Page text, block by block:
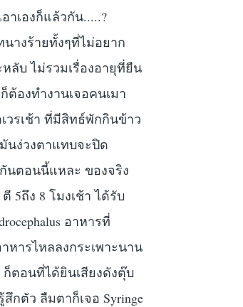
าเองก็แล้วกัน.....?
างร้ายทั้งๆที่ไม่อยาก
ลับ ไม่รวมเรื่องอายุที่ยืน
องทำงานเจอคนเมา
วรเช้า ที่มีสิทธ์พักกินข้าว
นง่วงตาแทบจะปิด
นตอนนี้แหละ ของจริง
5ถึง 8 โมงเช้า ได้รับ
อาหารที่
าหารไหลลงกระเพาะนาน
ก็ตอนที่ได้ยินเสียงดังตุ๊บ
สึกตัว ลืมตาก็เจอ Syringe